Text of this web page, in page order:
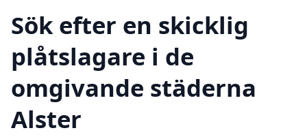
Sök efter en skicklig
plåtslagare i de
omgivande städerna
Alster